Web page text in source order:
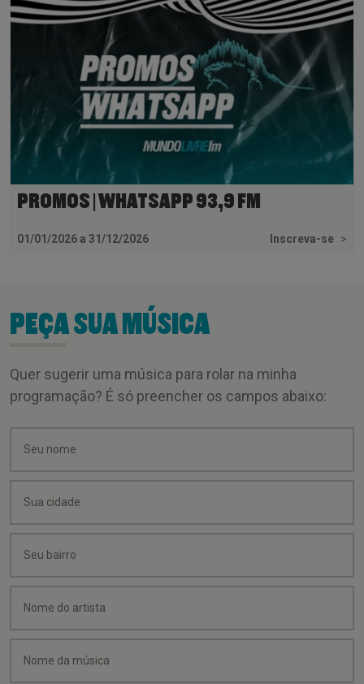
PROMOS | WHATSAPP 93,9 FM
01/01/2026 a 31/12/2026 Inscreva-se >
PEÇA SUA MÚSICA
Quer sugerir uma música para rolar na minha
programação? É só preencher os campos abaixo: